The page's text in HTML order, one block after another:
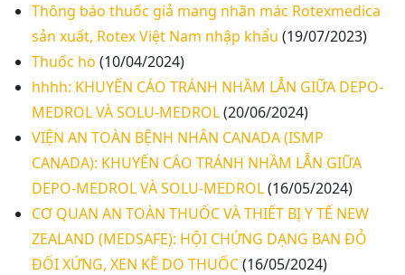
Thông báo thuốc giả mang nhãn mác Rotexmedica
sản xuất, Rotex Việt Nam nhập khẩu (19/07/2023)
Thuốc ho (10/04/2024)
hhhh: KHUYẾN CÁO TRÁNH NHẦM LẪN GIỮA DEPO-
MEDROL VÀ SOLU-MEDROL(20/06/2024)
VIỆN AN TOÀN BỆNH NHÂN CANADA (ISMP
CANADA): KHUYẾN CÁO TRÁNH NHẦM LẪN GIỮA
DEPO-MEDROL VÀ SOLU-MEDROL(16/05/2024)
CƠ QUAN AN TOÀN THUỐC VÀ THIẾT BỊ Y TẾ NEW
ZEALAND (MEDSAFE): HỘI CHỨNG DẠNG BAN ĐỎ
ĐỐI XỨNG, XEN KẼ DO THUỐC(16/05/2024)